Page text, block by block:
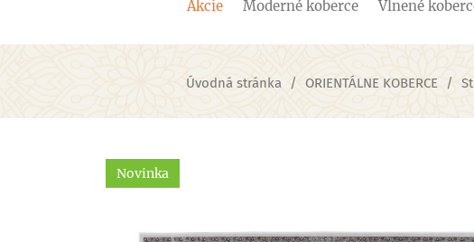
Akcie Moderné koberce Vlnené
Úvodná stránka ORIENTÁLNE KOBERCE
Novinka